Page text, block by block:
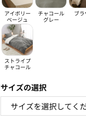
アイボリー
ベージュ
チャコール
グレー
ブラ
ストライプ
チャコール
サイズの選択